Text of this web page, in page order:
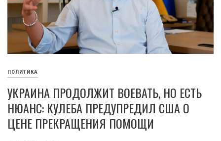
ПОЛИТИКА
УКРАИНА ПРОДОЛЖИТ ВОЕВАТЬ, НО ЕСТЬ
НЮАНС: КУЛЕБА ПРЕДУПРЕДИЛ США О
ЦЕНЕ ПРЕКРАЩЕНИЯ ПОМОЩИ